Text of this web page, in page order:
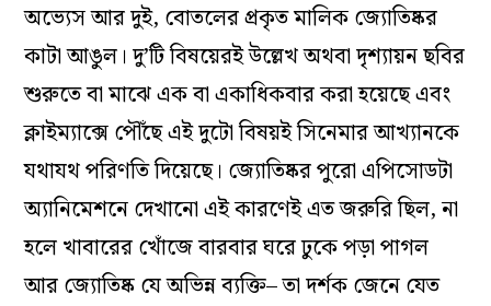
অভ্যেস আর দুই, বোতলের প্রকৃত মালিক জ্যোতিষ্কর
কাটা আঙুল। দু’টি বিষয়েরই উল্লেখ অথবা দৃশ্যায়ন ছবির
শুরুতে বা মাঝে এক বা একাধিকবার করা হয়েছে এবং
ক্লাইম্যাক্সে পৌঁছে এই দুটো বিষয়ই সিনেমার আখ্যানকে
যথাযথ পরিণতি দিয়েছে। জ্যোতিষ্কর পুরো এপিসোডটা
অ্যানিমেশনে দেখানো এই কারণেই এত জরুরি ছিল, না
হলে খাবারের খোঁজে বারবার ঘরে ঢুকে পড়া পাগল
আর জ্যোতিষ্ক যে অভিন্ন ব্যক্তি– তা দর্শক জেনে যেত